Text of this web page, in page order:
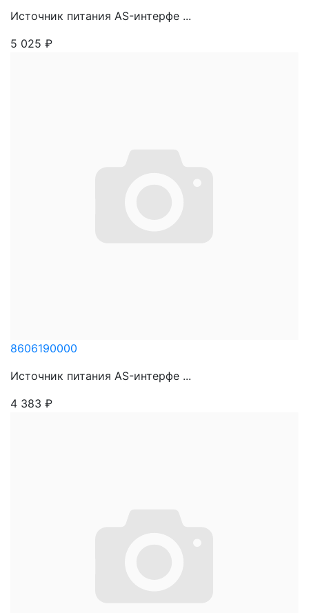
Источник питания AS-интерфе ...
5 025 ₽
8606190000
Источник питания AS-интерфе ...
4 383 ₽